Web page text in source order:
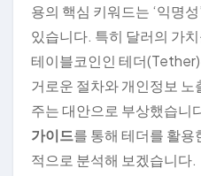
용의 핵심 키워드는 ‘익명
있습니다. 특히 달러의 가
테이블코인인 테더
거로운 절차와 개인정보
주는 대안으로 부상했습니
가이드를 통해 테더를 활용
적으로 분석해 보겠습니다.